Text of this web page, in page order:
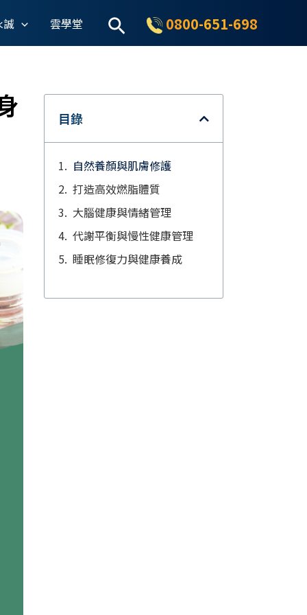
誠 雲學堂
搜
尋
0800-651-698
目錄
自然養顏與肌膚修護
打造高效燃脂體質
大腦健康與情緒管理
代謝平衡與慢性健康管理
睡眠修復力與健康養成